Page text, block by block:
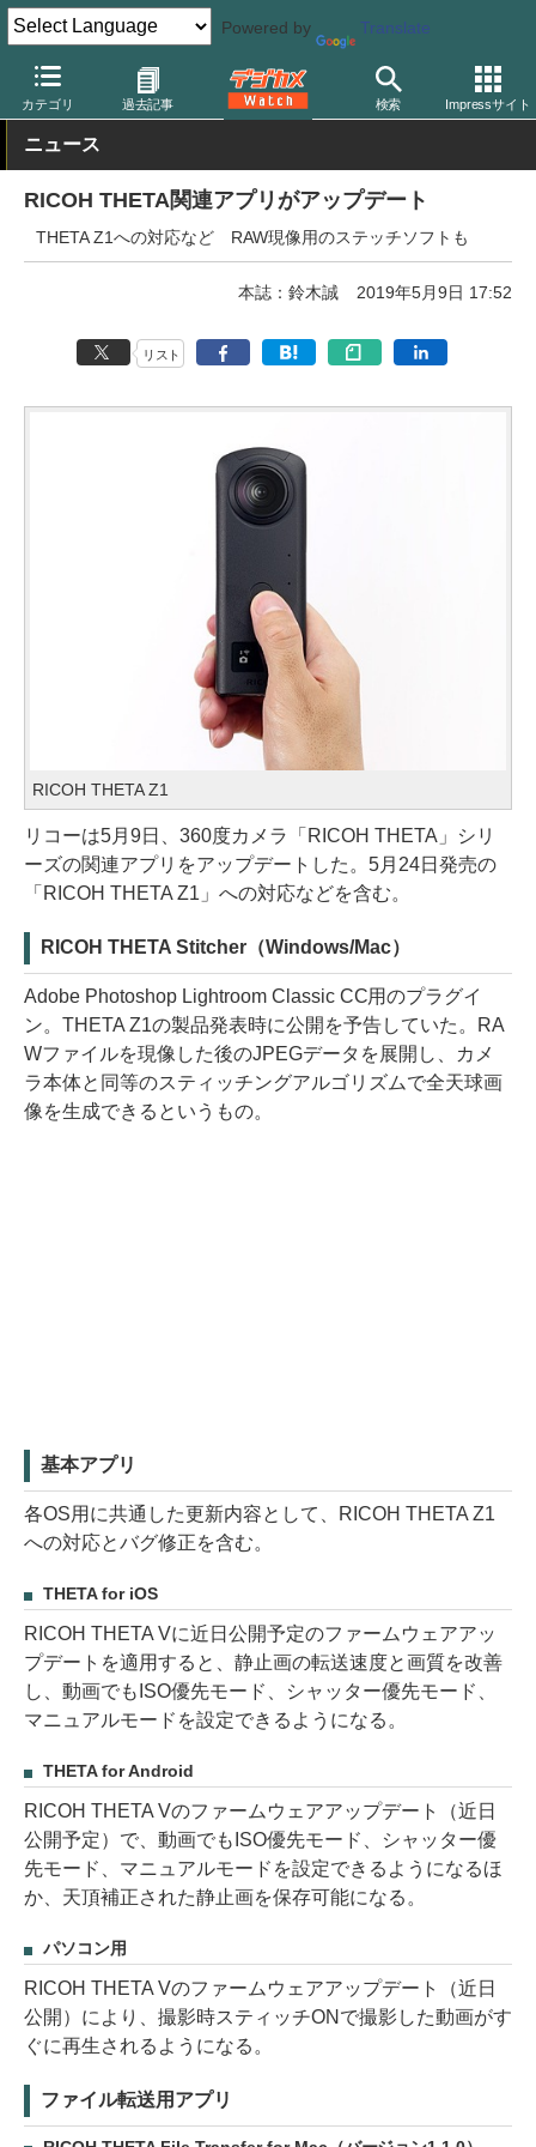
Powered by Translate
カテゴリ 過去記事 検索 Impressサイト
デジカメ Watch カメラ レンズ一体型（コンパクト）カメラ リ
ニュース
RICOH THETA関連アプリがアップデート
THETA Z1への対応など RAW現像用のステッチソフトも
本誌：鈴木誠 2019年5月9日 17:52
リスト
RICOH THETA Z1
リコーは5月9日、360度カメラ「RICOH THETA」シリ
ーズの関連アプリをアップデートした。5月24日発売の
「RICOH THETA Z1」への対応などを含む。
RICOH THETA Stitcher（Windows/Mac）
Adobe Photoshop Lightroom Classic CC用のプラグイ
ン。THETA Z1の製品発表時に公開を予告していた。RA
Wファイルを現像した後のJPEGデータを展開し、カメ
ラ本体と同等のスティッチングアルゴリズムで全天球画
像を生成できるというもの。
基本アプリ
各OS用に共通した更新内容として、RICOH THETA Z1
への対応とバグ修正を含む。
THETA for iOS
RICOH THETA Vに近日公開予定のファームウェアアッ
プデートを適用すると、静止画の転送速度と画質を改善
し、動画でもISO優先モード、シャッター優先モード、
マニュアルモードを設定できるようになる。
THETA for Android
RICOH THETA Vのファームウェアアップデート（近日
公開予定）で、動画でもISO優先モード、シャッター優
先モード、マニュアルモードを設定できるようになるほ
か、天頂補正された静止画を保存可能になる。
パソコン用
RICOH THETA Vのファームウェアアップデート（近日
公開）により、撮影時スティッチONで撮影した動画がす
ぐに再生されるようになる。
ファイル転送用アプリ